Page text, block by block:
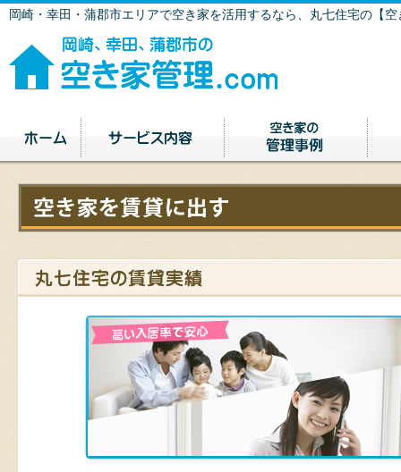
岡崎・幸田・蒲郡市エリアで空き家を活用するなら、丸七住宅の【